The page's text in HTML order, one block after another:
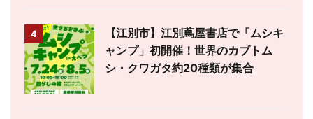
4
【江別市】江別蔦屋書店で「ムシキ
ャンプ」初開催！世界のカブトム
シ・クワガタ約20種類が集合